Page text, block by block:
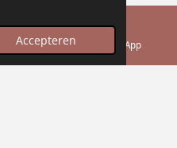
Accepteren WhatsApp